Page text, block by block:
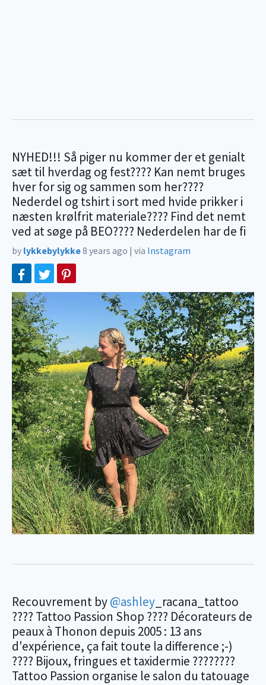
NYHED!!! Så piger nu kommer der et genialt
sæt til hverdag og fest???? Kan nemt bruges
hver for sig og sammen som her????
Nederdel og tshirt i sort med hvide prikker i
næsten krølfrit materiale???? Find det nemt
ved at søge på BEO???? Nederdelen har de fi
by lykkebylykke8 years ago | via Instagram
Recouvrement by@ashley _racana_tattoo
???? Tattoo Passion Shop ???? Décorateurs de
peaux à Thonon depuis 2005 : 13 ans
d'expérience, ça fait toute la difference ;-)
???? Bijoux, fringues et taxidermie ????????
Tattoo Passion organise le salon du tatouage